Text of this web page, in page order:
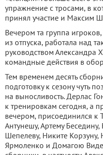
упражнение с тросами, в
принял участие и Максим
Вечером та группа
из отпуска, работала над
руководством Александра
командные действия в
Тем временем десять
подготовку к сезону чуть
на выносливость. Дерлас
к тренировкам сегодня, а
вечером, присоединился к
Антунешу, Артему
Шепелеву, Никите
Ярмоленко и Домагою